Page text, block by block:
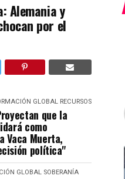
Alemania y
por el
GLOBAL RECURSOS
que la
como
Vaca Muerta,
política"
GLOBAL SOBERANÍA